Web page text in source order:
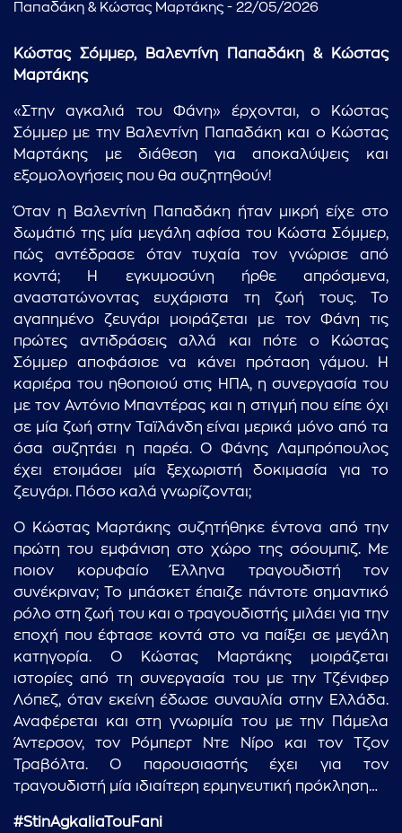
Παπαδάκη & Κώστας Μαρτάκης - 22/05/2026
Κώστας Σόμμερ, Βαλεντίνη Παπαδάκη & Κώστας
Μαρτάκης
«Στην αγκαλιά του Φάνη» έρχονται, ο Κώστας
Σόμμερ με την Βαλεντίνη Παπαδάκη και ο Κώστας
Μαρτάκης με διάθεση για αποκαλύψεις και
εξομολογήσεις που θα συζητηθούν!
Όταν η Βαλεντίνη Παπαδάκη ήταν μικρή είχε στο
δωμάτιό της μία μεγάλη αφίσα του Κώστα Σόμμερ,
πώς αντέδρασε όταν τυχαία τον γνώρισε από
κοντά; Η εγκυμοσύνη ήρθε απρόσμενα,
αναστατώνοντας ευχάριστα τη ζωή τους. Το
αγαπημένο ζευγάρι μοιράζεται με τον Φάνη τις
πρώτες αντιδράσεις αλλά και πότε ο Κώστας
Σόμμερ αποφάσισε να κάνει πρόταση γάμου. Η
καριέρα του ηθοποιού στις ΗΠΑ, η συνεργασία του
με τον Αντόνιο Μπαντέρας και η στιγμή που είπε όχι
σε μία ζωή στην Ταϊλάνδη είναι μερικά μόνο από τα
όσα συζητάει η παρέα. Ο Φάνης Λαμπρόπουλος
έχει ετοιμάσει μία ξεχωριστή δοκιμασία για το
ζευγάρι. Πόσο καλά γνωρίζονται;
Ο Κώστας Μαρτάκης συζητήθηκε έντονα από την
πρώτη του εμφάνιση στο χώρο της σόουμπιζ. Με
ποιον κορυφαίο Έλληνα τραγουδιστή τον
συνέκριναν; Το μπάσκετ έπαιζε πάντοτε σημαντικό
ρόλο στη ζωή του και ο τραγουδιστής μιλάει για την
εποχή που έφτασε κοντά στο να παίξει σε μεγάλη
κατηγορία. Ο Κώστας Μαρτάκης μοιράζεται
ιστορίες από τη συνεργασία του με την Τζένιφερ
Λόπεζ, όταν εκείνη έδωσε συναυλία στην Ελλάδα.
Αναφέρεται και στη γνωριμία του με την Πάμελα
Άντερσον, τον Ρόμπερτ Ντε Νίρο και τον Τζον
Τραβόλτα. Ο παρουσιαστής έχει για τον
τραγουδιστή μία ιδιαίτερη ερμηνευτική πρόκληση…
#StinAgkaliaTouFani